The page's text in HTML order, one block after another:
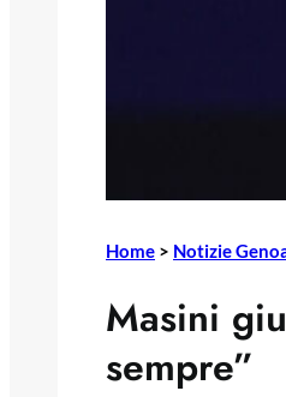
Home > Notizie
Masini
sempre”